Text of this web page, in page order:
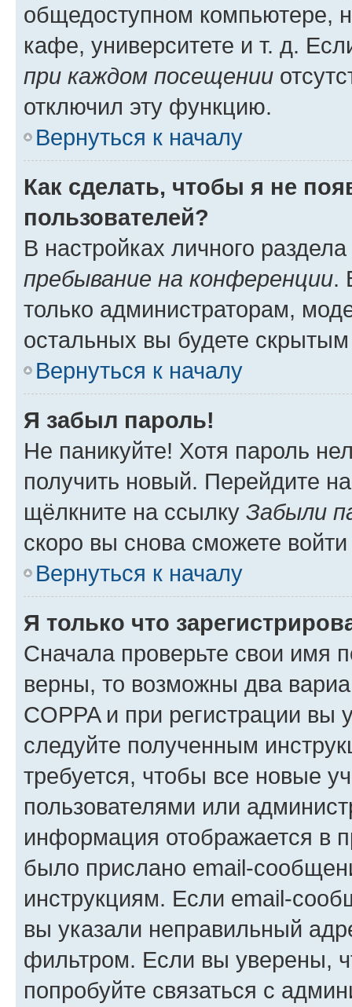
общедоступном компьютере,
кафе, университете и т. д.
при каждом посещении
отключил эту функцию.
Вернуться к началу
Как сделать, чтобы я не
пользователей?
В настройках личного
пребывание на конференции.
только администраторам,
остальных вы будете
Вернуться к началу
Я забыл пароль!
Не паникуйте! Хотя пароль
получить новый. Перейдите
щёлкните на ссылку Забыли
скоро вы снова сможете
Вернуться к началу
Я только что
Сначала проверьте свои имя
верны, то возможны два
COPPA и при регистрации вы
следуйте полученным
требуется, чтобы все новые
пользователями или
информация отображается в
было прислано email-
инструкциям. Если email-
вы указали неправильный
фильтром. Если вы уверены,
попробуйте связаться с